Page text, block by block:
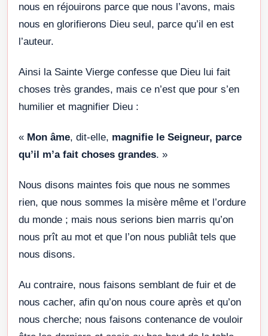
nous en réjouirons parce que nous l’avons, mais
nous en glorifierons Dieu seul, parce qu’il en est
l’auteur.
Ainsi la Sainte Vierge confesse que Dieu lui fait
choses très grandes, mais ce n’est que pour s’en
humilier et magnifier Dieu :
« Mon âme, dit-elle, magnifie le Seigneur, parce
qu’il m’a fait choses grandes. »
Nous disons maintes fois que nous ne sommes
rien, que nous sommes la misère même et l’ordure
du monde ; mais nous serions bien marris qu’on
nous prît au mot et que l’on nous publiât tels que
nous disons.
Au contraire, nous faisons semblant de fuir et de
nous cacher, afin qu’on nous coure après et qu’on
nous cherche; nous faisons contenance de vouloir